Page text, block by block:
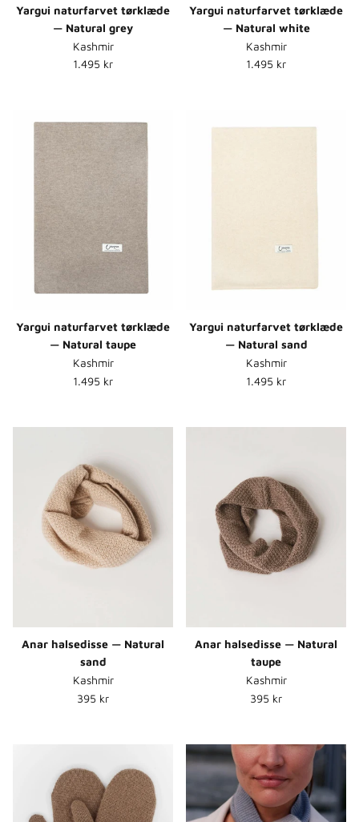
Yargui naturfarvet tørklæde
— Natural grey
Kashmir
Normalpris
1.495 kr
Yargui naturfarvet tørklæde
— Natural white
Kashmir
Normalpris
1.495 kr
Yargui naturfarvet tørklæde
— Natural taupe
Kashmir
Normalpris
1.495 kr
Yargui naturfarvet tørklæde
— Natural sand
Kashmir
Normalpris
1.495 kr
Anar halsedisse — Natural
sand
Kashmir
Normalpris
395 kr
Anar halsedisse — Natural
taupe
Kashmir
Normalpris
395 kr